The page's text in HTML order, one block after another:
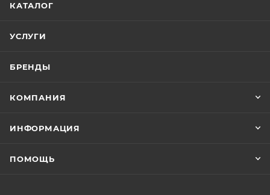
КАТАЛОГ
УСЛУГИ
БРЕНДЫ
КОМПАНИЯ
ИНФОРМАЦИЯ
ПОМОЩЬ